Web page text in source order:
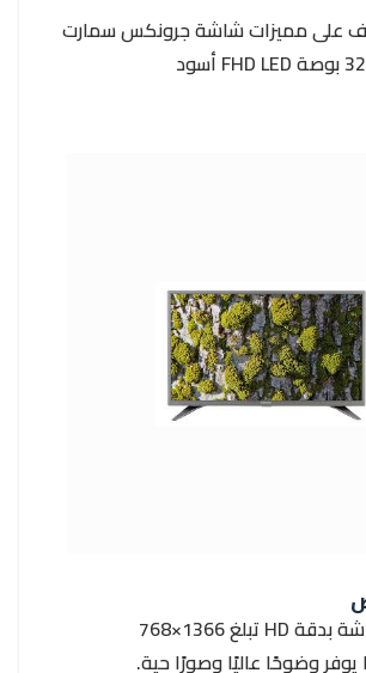
على مميزات شاشة جرونكس سمارت
32 بوصة FHD LED أسود
تتمتع الشاشة بدقة HD تبلغ 1366×768
وضوحًا عاليًا وصورًا حية.